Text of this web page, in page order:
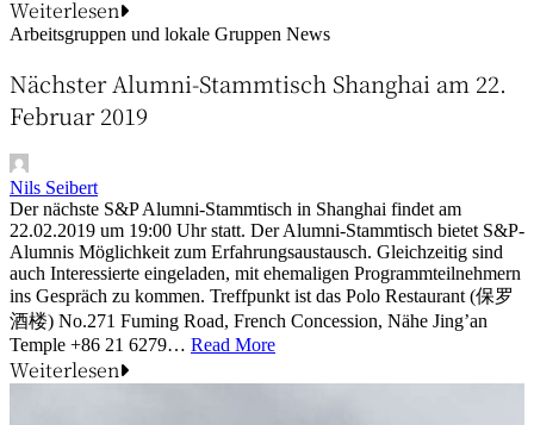
Weiterlesen
Arbeitsgruppen und lokale Gruppen News
Nächster Alumni-Stammtisch Shanghai am 22.
Februar 2019
Nils Seibert
Der nächste S&P Alumni-Stammtisch in Shanghai findet am
22.02.2019 um 19:00 Uhr statt. Der Alumni-Stammtisch bietet S&P-
Alumnis Möglichkeit zum Erfahrungsaustausch. Gleichzeitig sind
auch Interessierte eingeladen, mit ehemaligen Programmteilnehmern
ins Gespräch zu kommen. Treffpunkt ist das Polo Restaurant (保罗
酒楼) No.271 Fuming Road, French Concession, Nähe Jing’an
Temple +86 21 6279… Read More
Weiterlesen